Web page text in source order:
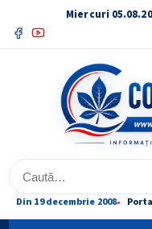
Miercuri
Facebook
YouTube
Caută
Din 19 decembrie 2008